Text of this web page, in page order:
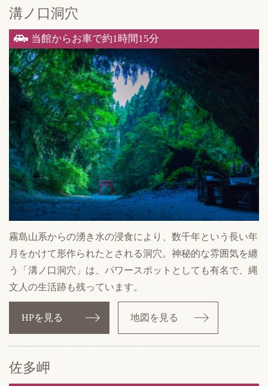
溝ノ口洞穴
当館からお車で約1時間15分
霧島山系からの湧き水の浸食により、数千年という長い年
月をかけて形作られたとされる洞穴。神秘的な雰囲気を纏
う「溝ノ口洞穴」は、パワースポットとしても有名で、縄
文人の生活跡も残っています。
HPを見る 地図を見る
佐多岬